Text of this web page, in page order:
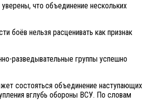
что объединение нескольких
боёв нельзя расценивать как признак
разведывательные группы успешно
состояться объединение наступающих
вглубь обороны ВСУ. По словам